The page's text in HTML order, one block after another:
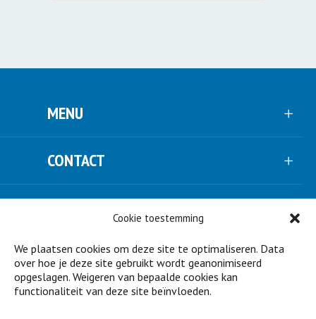
Cookie toestemming
We plaatsen cookies om deze site te optimaliseren. Data
over hoe je deze site gebruikt wordt geanonimiseerd
opgeslagen. Weigeren van bepaalde cookies kan
functionaliteit van deze site beïnvloeden.
MENU
CONTACT
NIEUWSBRIEF
STEUN ONS